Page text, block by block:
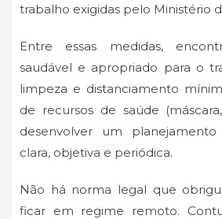
trabalho exigidas pelo Ministério
Entre essas medidas,
saudável e apropriado para o
limpeza e distanciamento
de recursos de saúde
desenvolver um
clara, objetiva e periódica.
Não há norma legal que
ficar em regime remoto.